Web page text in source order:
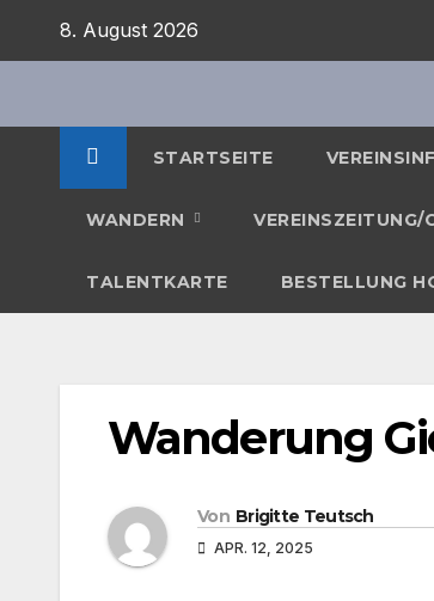
8. August 2026
STARTSEITE
WANDERN VEREINSZEITUNG/
TALENTKARTE BESTELLUNG
Wanderung
Von Brigitte Teutsch
APR. 12, 2025